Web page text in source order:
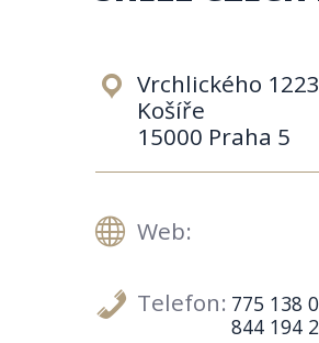
Vrchlického
Košíře
15000 Praha 5
Web:
Telefon: 775 138
844 194